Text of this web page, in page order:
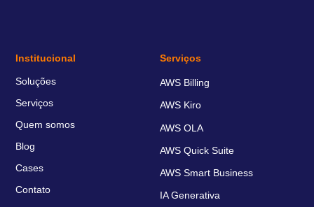
Institucional
Soluções
Serviços
Quem somos
Blog
Cases
Contato
Serviços
AWS Billing
AWS Kiro
AWS OLA
AWS Quick Suite
AWS Smart Business
IA Generativa